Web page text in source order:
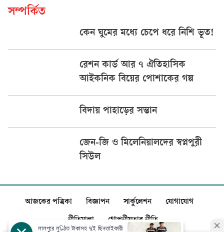
সম্পর্কিত
কেন ঘুমের মধ্যে চেপে ধরে নিশি ভূত!
রেশন কার্ড আর ৭ ঐতিহাসিক
আইকনিক বিয়ের পোশাকের গল্প
বিদায় পাহাড়ের সন্তান
জেন-জি ও মিলেনিয়ালদের স্বপ্নপুরী
সিউল
আজকের পত্রিকা বিজ্ঞাপন সার্কুলেশন যোগাযোগ
নীতিমালা গোপনীয়তার নীতি
লালপুরে লুণ্ঠিত টাকাসহ দুই ছিনতাইকারী